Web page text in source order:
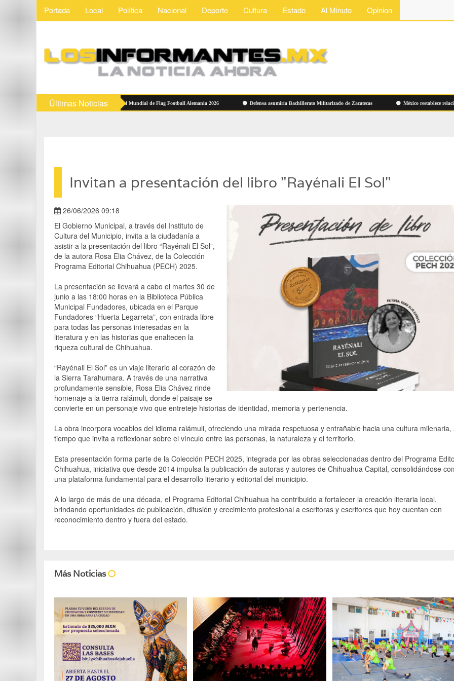
Portada Local Política Nacional Deporte Cultura Estado Al Minuto Opinion
Últimas Noticias
Mexicanas reciben abanderamiento rumbo al Mundial de Flag Football Alemania 2026 Defensa asumiría Bachillerato Militarizado de Zacatecas México restablece relaciones
Invitan a presentación del libro "Rayénali El Sol"
26/06/2026 09:18
El Gobierno Municipal, a través del Instituto de
Cultura del Municipio, invita a la ciudadanía a
asistir a la presentación del libro “Rayénali El Sol”,
de la autora Rosa Elia Chávez, de la Colección
Programa Editorial Chihuahua (PECH) 2025.
La presentación se llevará a cabo el martes 30 de
junio a las 18:00 horas en la Biblioteca Pública
Municipal Fundadores, ubicada en el Parque
Fundadores “Huerta Legarreta”, con entrada libre
para todas las personas interesadas en la
literatura y en las historias que enaltecen la
riqueza cultural de Chihuahua.
“Rayénali El Sol” es un viaje literario al corazón de
la Sierra Tarahumara. A través de una narrativa
profundamente sensible, Rosa Elia Chávez rinde
homenaje a la tierra ralámuli, donde el paisaje se
convierte en un personaje vivo que entreteje historias de identidad, memoria y pertenencia.
La obra incorpora vocablos del idioma ralámuli, ofreciendo una mirada respetuosa y entrañable hacia una cultura milenaria,
tiempo que invita a reflexionar sobre el vínculo entre las personas, la naturaleza y el territorio.
Esta presentación forma parte de la Colección PECH 2025, integrada por las obras seleccionadas dentro del Programa
Chihuahua, iniciativa que desde 2014 impulsa la publicación de autoras y autores de Chihuahua Capital, consolidándose
una plataforma fundamental para el desarrollo literario y editorial del municipio.
A lo largo de más de una década, el Programa Editorial Chihuahua ha contribuido a fortalecer la creación literaria local,
brindando oportunidades de publicación, difusión y crecimiento profesional a escritoras y escritores que hoy cuentan con
reconocimiento dentro y fuera del estado.
Más Noticias